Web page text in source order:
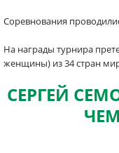
Соревнования
На награды турнира
женщины) из 34 стран
СЕРГЕЙ